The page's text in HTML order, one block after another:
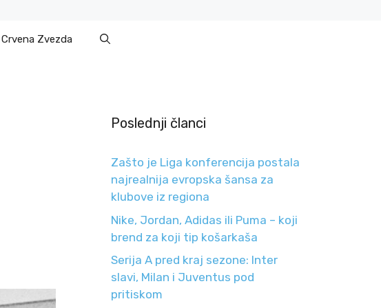
Crvena Zvezda
Poslednji članci
Zašto je Liga konferencija postala
najrealnija evropska šansa za
klubove iz regiona
Nike, Jordan, Adidas ili Puma – koji
brend za koji tip košarkaša
Serija A pred kraj sezone: Inter
slavi, Milan i Juventus pod
pritiskom